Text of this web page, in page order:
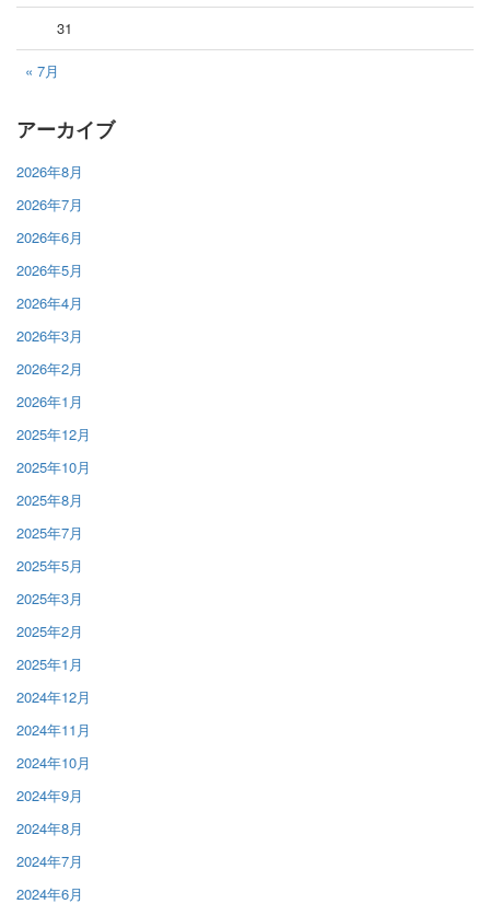
« 7月
31
アーカイブ
2026年8月
2026年7月
2026年6月
2026年5月
2026年4月
2026年3月
2026年2月
2026年1月
2025年12月
2025年10月
2025年8月
2025年7月
2025年5月
2025年3月
2025年2月
2025年1月
2024年12月
2024年11月
2024年10月
2024年9月
2024年8月
2024年7月
2024年6月